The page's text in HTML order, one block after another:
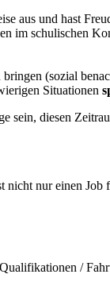
aus und hast
im schulischen
bringen (sozial
Situationen
sein, diesen
nur einen Job
/